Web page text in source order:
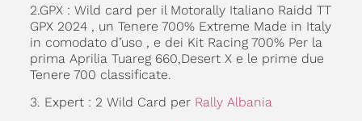
2.GPX : Wild card per il Motorally Italiano Raidd TT
GPX 2024 , un Tenere 700% Extreme Made in Italy
in comodato d’uso , e dei Kit Racing 700% Per la
prima Aprilia Tuareg 660,Desert X e le prime due
Tenere 700 classificate.
3. Expert : 2 Wild Card per Rally Albania